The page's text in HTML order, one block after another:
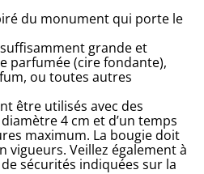
du monument qui porte le
grande et
parfumée (cire fondante),
ou toutes autres
être utilisés avec des
4 cm et d’un temps
maximum. La bougie doit
vigueurs. Veillez également à
sécurités indiquées sur la